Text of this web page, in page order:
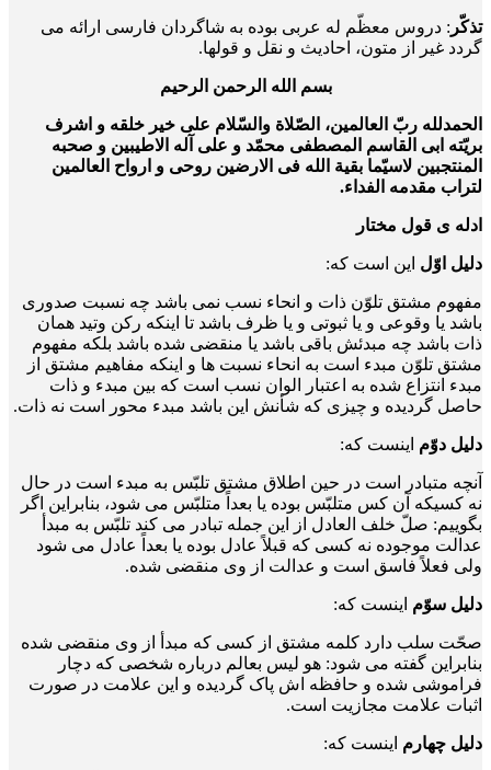
تذکّر : دروس معظّم له عربی بوده به شاگردان فارسی ارائه می
گردد غیر از متون، احادیث و نقل و قول­ها.
بسم الله الرحمن الرحیم
الحمدلله ربّ العالمین، الصّلاة والسّلام علی خیر خلقه و اشرف
بریّته ابی القاسم المصطفی محمّد و علی آله الاطیبین و صحبه
المنتجبین لاسیّما بقیة الله فی الارضین روحی و ارواح العالمین
لتراب مقدمه الفداء.
ادله ی قول مختار
دلیل اوّل این است که:
مفهوم مشتق تلوّن ذات و انحاء نسب نمی باشد چه نسبت صدوری
باشد یا وقوعی و یا ثبوتی و یا ظرف باشد تا اینکه رکن وتید همان
ذات باشد چه مبدئش باقی باشد یا منقضی شده باشد بلکه مفهوم
مشتق تلوّن مبدء است به انحاء نسبت ها و اینکه مفاهیم مشتق از
مبدء انتزاع شده به اعتبار الوان نسب است که بین مبدء و ذات
حاصل گردیده و چیزی که شأنش این باشد مبدء محور است نه ذات.
دلیل دوّم اینست که:
آنچه متبادر است در حین اطلاق مشتق تلبّس به مبدء است در حال
نه کسی­که آن کس متلبّس بوده یا بعداً متلبّس می شود، بنابراین اگر
بگوییم: صلّ خلف العادل از این جمله تبادر می کند تلبّس به مبدأ
عدالت موجوده نه کسی که قبلاً عادل بوده یا بعداً عادل می شود
ولی فعلاً فاسق است و عدالت از وی منقضی شده.
دلیل سوّم اینست که:
صحّت سلب دارد کلمه مشتق از کسی که مبدأ از وی منقضی شده
بنابراین گفته می شود: هو لیس بعالم درباره شخصی که دچار
فراموشی شده و حافظه اش پاک گردیده و این علامت در صورت
اثبات علامت مجازیت است.
دلیل چهارم اینست که: